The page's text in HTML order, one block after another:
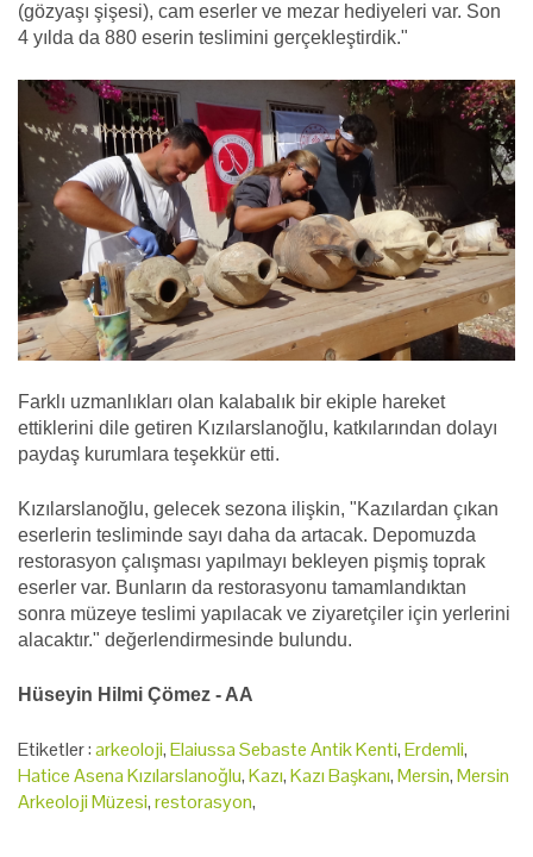
(gözyaşı şişesi), cam eserler ve mezar hediyeleri var. Son
4 yılda da 880 eserin teslimini gerçekleştirdik."
Farklı uzmanlıkları olan kalabalık bir ekiple hareket
ettiklerini dile getiren Kızılarslanoğlu, katkılarından dolayı
paydaş kurumlara teşekkür etti.
Kızılarslanoğlu, gelecek sezona ilişkin, "Kazılardan çıkan
eserlerin tesliminde sayı daha da artacak. Depomuzda
restorasyon çalışması yapılmayı bekleyen pişmiş toprak
eserler var. Bunların da restorasyonu tamamlandıktan
sonra müzeye teslimi yapılacak ve ziyaretçiler için yerlerini
alacaktır." değerlendirmesinde bulundu.
Hüseyin Hilmi Çömez - AA
Etiketler :arkeoloji,Elaiussa Sebaste Antik Kenti,Erdemli,
Hatice Asena Kızılarslanoğlu,Kazı,Kazı Başkanı,Mersin,Mersin
Arkeoloji Müzesi,restorasyon,